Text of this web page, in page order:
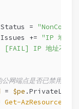
=
+= "IP 地址
IP 地址不在
网端点是否已禁用
= $pe
Get-AzResource